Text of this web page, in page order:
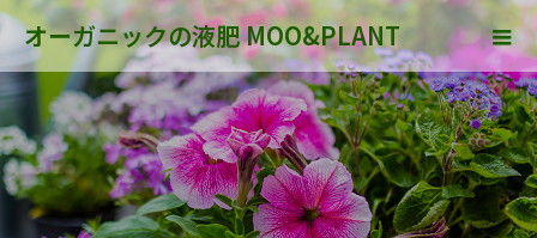
オーガニックの液肥 MOO&PLANT